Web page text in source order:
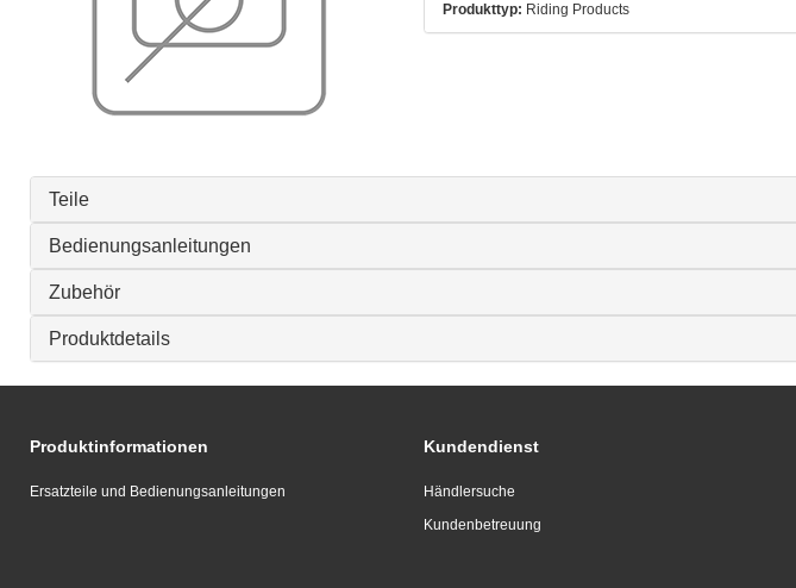
Produkttyp: Riding Products
Teile
Bedienungsanleitungen
Zubehör
Produktdetails
Produktinformationen
Ersatzteile und Bedienungsanleitungen
Kundendienst
Händlersuche
Kundenbetreuung